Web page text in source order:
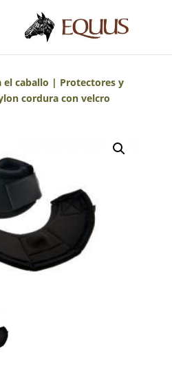
caballo | Protectores y
cordura con velcro